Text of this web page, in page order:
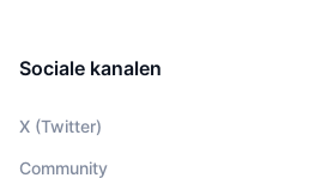
Sociale kanalen
X (Twitter)
Community